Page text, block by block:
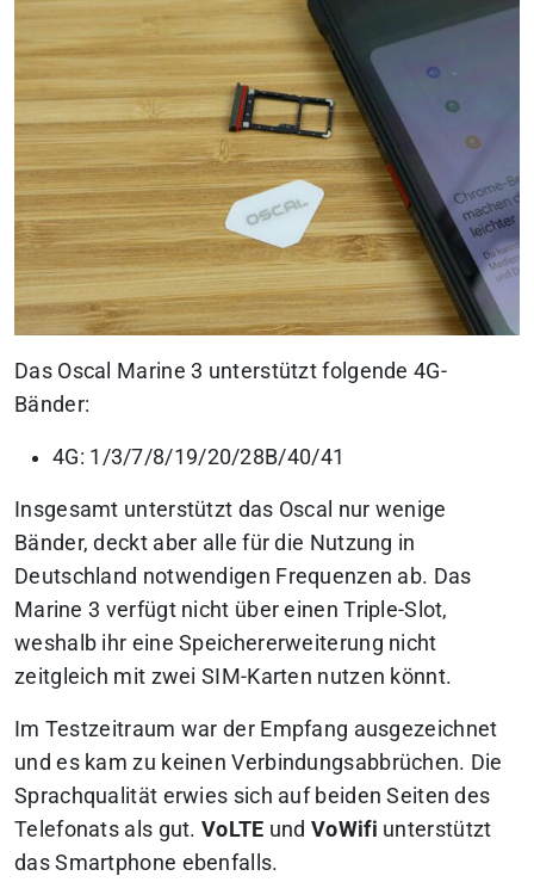
Das Oscal Marine 3 unterstützt folgende 4G-
Bänder:
4G: 1/3/7/8/19/20/28B/40/41
Insgesamt unterstützt das Oscal nur wenige
Bänder, deckt aber alle für die Nutzung in
Deutschland notwendigen Frequenzen ab. Das
Marine 3 verfügt nicht über einen Triple-Slot,
weshalb ihr eine Speichererweiterung nicht
zeitgleich mit zwei SIM-Karten nutzen könnt.
Im Testzeitraum war der Empfang ausgezeichnet
und es kam zu keinen Verbindungsabbrüchen. Die
Sprachqualität erwies sich auf beiden Seiten des
Telefonats als gut.VoLTE undVoWifi unterstützt
das Smartphone ebenfalls.